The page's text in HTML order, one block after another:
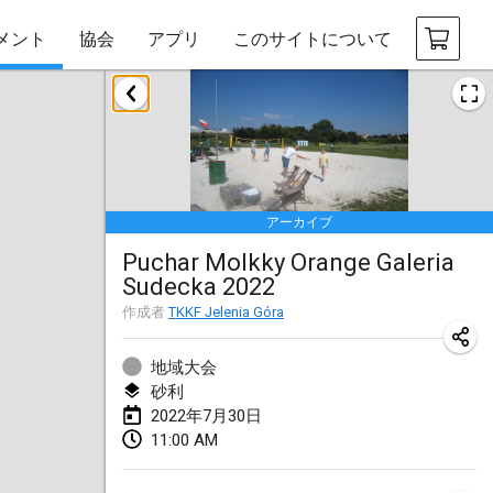
ント 協会 アプリ このサイトについて
アーカイブ
Puchar Molkky Orange Galeria
Sudecka 2022
作成者 TKKF Jelenia Góra
地域大会
砂利
2022年7月30日
11:00 AM
2022年1月
中止
Tournoi Mixte ASPTTOM
2022年1月22日|フランス
KKS Halli Duppeli
2022年1月22日| フィンランド
Mölkky Tournament - Doubles
2022年1月22日|日本
Suomelan Mölkky-open
2022年1月22日
The Mölkky Tournament 2nd